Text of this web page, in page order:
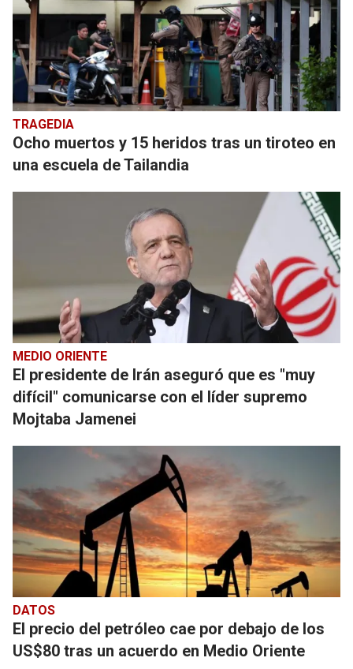
TRAGEDIA
Ocho muertos y 15 heridos tras un tiroteo en
una escuela de Tailandia
MEDIO ORIENTE
El presidente de Irán aseguró que es "muy
difícil" comunicarse con el líder supremo
Mojtaba Jamenei
DATOS
El precio del petróleo cae por debajo de los
US$80 tras un acuerdo en Medio Oriente